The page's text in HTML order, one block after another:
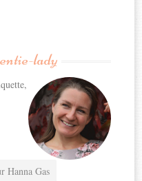
lady
Hanna Gas